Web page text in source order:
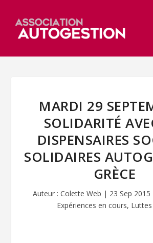
MARDI 29
SOLIDARITÉ
DISPENSAIRES
SOLIDAIRES
GRÈCE
Auteur : Colette Web | 23 Sep 2015
Expériences en cours, Luttes